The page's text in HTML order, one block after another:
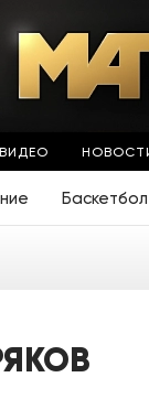
ВИДЕО
Баскетбол